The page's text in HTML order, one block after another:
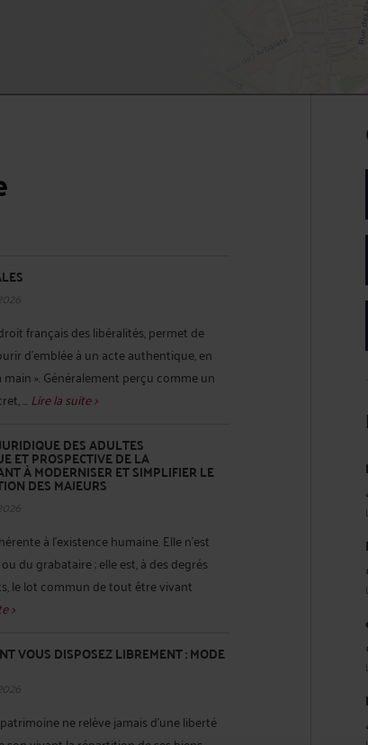
français des libéralités, permet de
d’emblée à un acte authentique, en
». Généralement perçu comme un
...Lire la suite >
DES ADULTES
ET PROSPECTIVE DE LA
À MODERNISER ET SIMPLIFIER LE
DES MAJEURS
à l’existence humaine. Elle n’est
du grabataire ; elle est, à des degrés
le lot commun de tout être vivant
>
VOUS DISPOSEZ LIBREMENT : MODE
ne relève jamais d’une liberté